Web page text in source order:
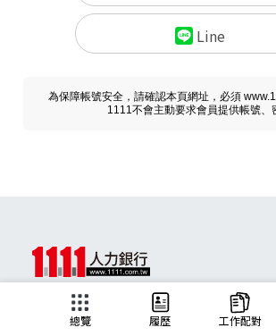
Line
為保障帳號安全，請確認本頁網址，必須
1111不會主動要求會員提供帳號、
總覽 履歷 工作配對